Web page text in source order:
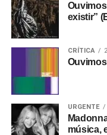
existir”
CRÍTICA
URGENTE
música,